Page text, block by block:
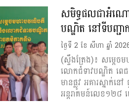
សមិទ្ធផលជាអំណ
បណ្ឌិត នៅទីបញ្ជ
ថ្ងៃទី 2 ខែ សីហា ឆ្នាំ
(ស្ទឹងត្រែង)៖ សម្តេច
លោកជំទាវបណ្ឌិត ពេជ
មានផ្លូវ អគារស្នាក់ន
អន្តរាគមន៍លេខ១២